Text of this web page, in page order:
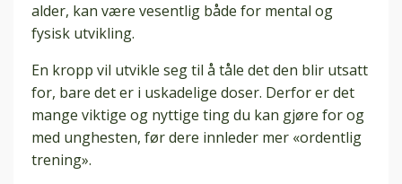
alder, kan være vesentlig både for mental og
fysisk utvikling.
En kropp vil utvikle seg til å tåle det den blir utsatt
for, bare det er i uskadelige doser. Derfor er det
mange viktige og nyttige ting du kan gjøre for og
med unghesten, før dere innleder mer «ordentlig
trening».